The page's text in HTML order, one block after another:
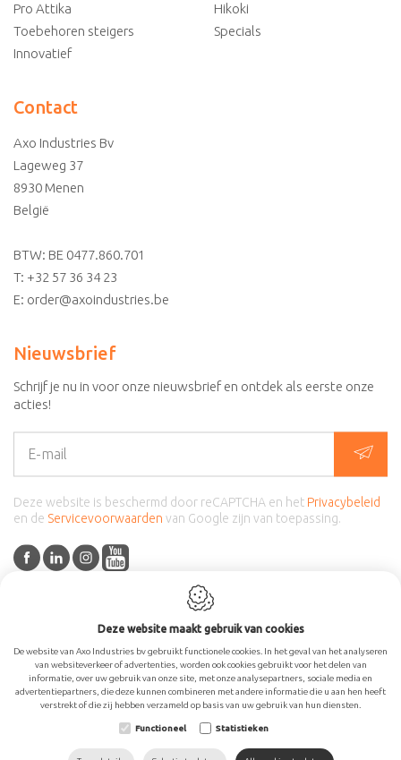
Pro Attika
Hikoki
Toebehoren steigers
Specials
Innovatief
Contact
Axo Industries Bv
Lageweg 37
8930 Menen
België
BTW: BE 0477.860.701
T: +32 57 36 34 23
E: order@axoindustries.be
Nieuwsbrief
Schrijf je nu in voor onze nieuwsbrief en ontdek als eerste onze
acties!
Deze website is beschermd door reCAPTCHA en het Privacybeleid
en de Servicevoorwaarden van Google zijn van toepassing.
Cookie policy Privacy policy Sitemap
Webdesign by
IDcreation 2025
Deze website maakt gebruik van cookies
De website van Axo Industries bv gebruikt functionele cookies. In het geval van het analyseren
van websiteverkeer of advertenties, worden ook cookies gebruikt voor het delen van
informatie, over uw gebruik van onze site, met onze analysepartners, sociale media en
advertentiepartners, die deze kunnen combineren met andere informatie die u aan hen heeft
verstrekt of die zij hebben verzameld op basis van uw gebruik van hun diensten.
Functioneel Statistieken